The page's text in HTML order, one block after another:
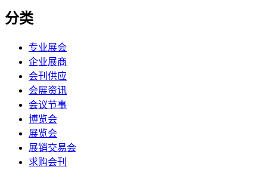
分类
专业展会
企业展商
会刊供应
会展资讯
会议节事
博览会
展览会
展销交易会
求购会刊